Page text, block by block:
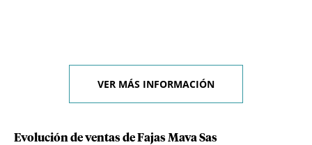
VER MÁS INFORMACIÓN
Evolución de ventas de Fajas Mava Sas